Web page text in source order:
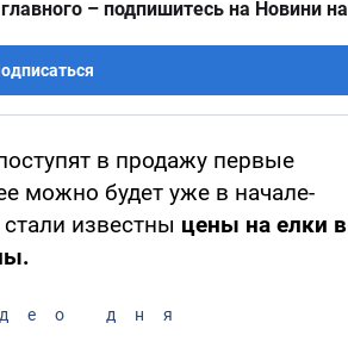
– подпишитесь на Новини на
в продажу первые
можно будет уже в начале-
известны цены на елки в
дня